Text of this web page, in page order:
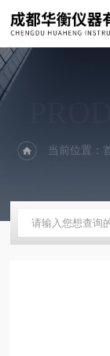
当前位置：